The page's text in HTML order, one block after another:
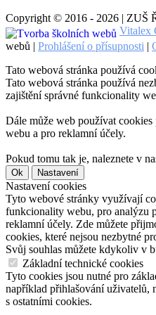
Copyright © 2016 - 2026 | ZUŠ
Vitalex
webů | Prohlášení o přísupnosti |
Tato webová stránka používá
Tato webová stránka používá
zajištění správné funkcionality
Dále může web používat
webu a pro reklamní účely.
Pokud tomu tak je, naleznete v
Ok Nastavení
Nastavení cookies
Tyto webové stránky využívají
funkcionality webu, pro analýzu
reklamní účely. Zde můžete
cookies, které nejsou nezbytné
Svůj souhlas můžete kdykoliv v
Základní technické cookies
Tyto cookies jsou nutné pro
například přihlašování uživatelů,
s ostatními cookies.